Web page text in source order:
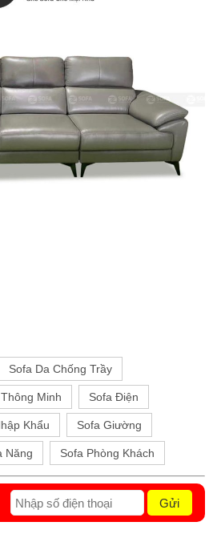
Sofa Da Chống Trầy
Minh Sofa Điện
Khẩu Sofa Giường
Năng Sofa Phòng Khách
Gửi